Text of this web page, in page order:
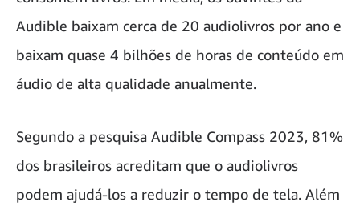
Audible baixam cerca de 20 audiolivros por ano e
baixam quase 4 bilhões de horas de conteúdo em
áudio de alta qualidade anualmente.
Segundo a pesquisa Audible Compass 2023, 81%
dos brasileiros acreditam que o audiolivros
podem ajudá-los a reduzir o tempo de tela. Além